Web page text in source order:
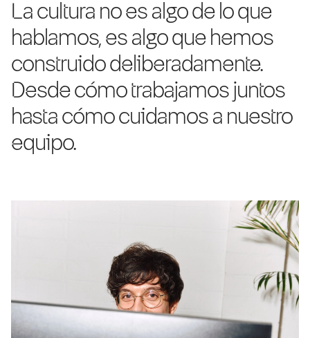
La cultura no es algo de lo que
hablamos, es algo que hemos
construido deliberadamente.
Desde cómo trabajamos juntos
hasta cómo cuidamos a nuestro
equipo.